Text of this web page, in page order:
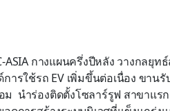
กางแผนครึ่งปีหลัง วางกลยุท
รใช้รถ EV เพิ่มขึ้นต่อเนื่อง ขานรั
ม นำร่องติดตั้งโซลาร์รูฟ สาขาแร